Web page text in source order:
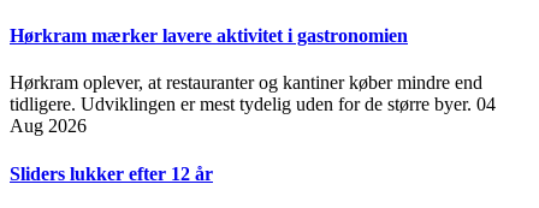
Hørkram mærker lavere aktivitet i gastronomien
Hørkram oplever, at restauranter og kantiner køber mindre end
tidligere. Udviklingen er mest tydelig uden for de større byer. 04
Aug 2026
Sliders lukker efter 12 år